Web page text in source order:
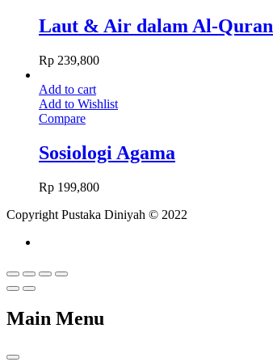
Laut & Air dalam Al-Quran
Rp 239,800
Add to cart
Add to Wishlist
Compare
Sosiologi Agama
Rp 199,800
Copyright Pustaka Diniyah © 2022
Main Menu